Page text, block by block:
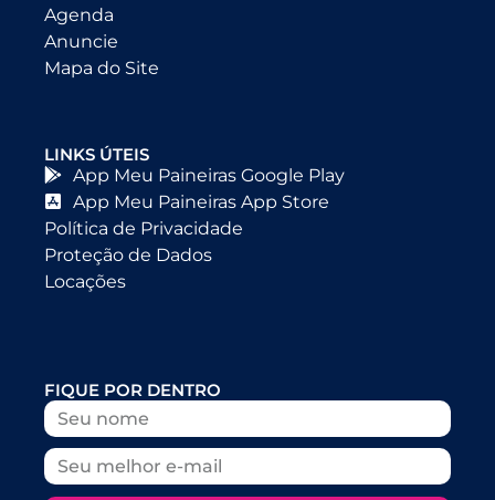
Agenda
Anuncie
Mapa do Site
LINKS ÚTEIS
App Meu Paineiras Google Play
App Meu Paineiras App Store
Política de Privacidade
Proteção de Dados
Locações
FIQUE POR DENTRO